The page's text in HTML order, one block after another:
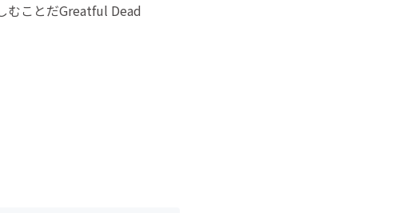
むことだGreatful Dead